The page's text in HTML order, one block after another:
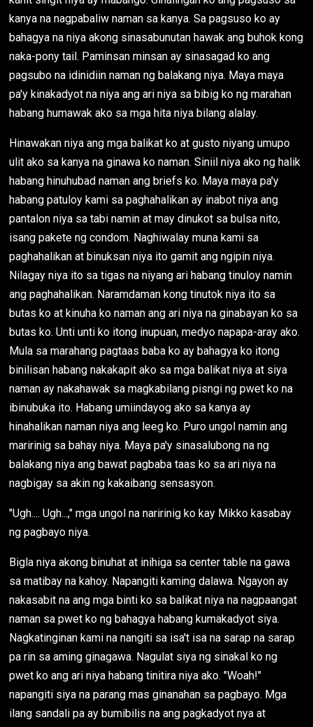
kanya na nagpabaliw naman sa kanya. Sa pagsuso ko ay
bahagya na niya akong sinasabunutan hawak ang buhok kong
naka-pony tail. Paminsan minsan ay sinasagad ko ang
pagsubo na idinidiin naman ng balakang niya. Maya maya
pa'y kinakadyot na niya ang ari niya sa bibig ko ng marahan
habang humawak ako sa mga hita niya bilang alalay.
Hinawakan niya ang mga balikat ko at gusto niyang umupo
ulit ako sa kanya na ginawa ko naman. Siniil niya ako ng halik
habang hinuhubad naman ang briefs ko. Maya maya pa'y
habang patuloy kami sa paghahalikan ay inabot niya ang
pantalon niya sa tabi namin at may dinukot sa bulsa nito,
isang pakete ng condom. Naghiwalay muna kami sa
paghahalikan at binuksan niya ito gamit ang ngipin niya.
Nilagay niya ito sa tigas na niyang ari habang tinuloy namin
ang paghahalikan. Naramdaman kong tinutok niya ito sa
butas ko at kinuha ko naman ang ari niya na ginabayan ko sa
butas ko. Unti unti ko itong inupuan, medyo napapa-aray ako.
Mula sa marahang pagtaas baba ko ay bahagya ko itong
binilisan habang nakakapit ako sa mga balikat niya at siya
naman ay nakahawak sa magkabilang pisngi ng pwet ko na
ibinubuka ito. Habang umiindayog ako sa kanya ay
hinahalikan naman niya ang leeg ko. Puro ungol namin ang
maririnig sa bahay niya. Maya pa'y sinasalubong na ng
balakang niya ang bawat pagbaba taas ko sa ari niya na
nagbigay sa akin ng kakaibang sensasyon.
"Ugh.... Ugh...," mga ungol na naririnig ko kay Mikko kasabay
ng pagbayo niya.
Bigla niya akong binuhat at inihiga sa center table na gawa
sa matibay na kahoy. Napangiti kaming dalawa. Ngayon ay
nakasabit na ang mga binti ko sa balikat niya na nagpaangat
naman sa pwet ko ng bahagya habang kumakadyot siya.
Nagkatinginan kami na nangiti sa isa't isa na sarap na sarap
pa rin sa aming ginagawa. Nagulat siya ng sinakal ko ng
pwet ko ang ari niya habang tinitira niya ako. "Woah!"
napangiti siya na parang mas ginanahan sa pagbayo. Mga
ilang sandali pa ay bumibilis na ang pagkadyot nya at